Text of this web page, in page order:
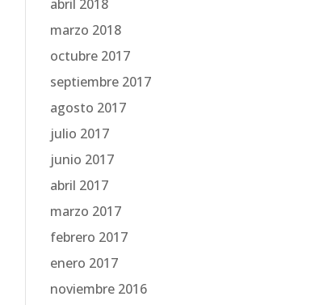
abril 2018
marzo 2018
octubre 2017
septiembre 2017
agosto 2017
julio 2017
junio 2017
abril 2017
marzo 2017
febrero 2017
enero 2017
noviembre 2016